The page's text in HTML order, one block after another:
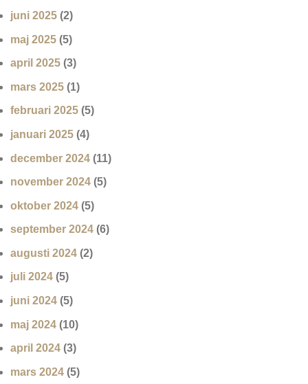
juni 2025 (2)
maj 2025 (5)
april 2025 (3)
mars 2025 (1)
februari 2025 (5)
januari 2025 (4)
december 2024 (11)
november 2024 (5)
oktober 2024 (5)
september 2024 (6)
augusti 2024 (2)
juli 2024 (5)
juni 2024 (5)
maj 2024 (10)
april 2024 (3)
mars 2024 (5)